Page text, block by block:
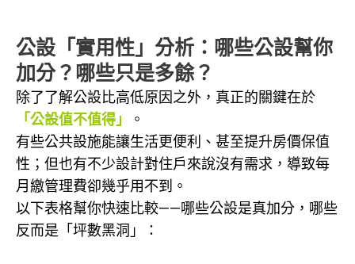
公設「實用性」分析：哪些公設幫你
加分？哪些只是多餘？
除了了解公設比高低原因之外，真正的關鍵在於
「公設值不值得」
。
有些公共設施能讓生活更便利、甚至提升房價保值
性；但也有不少設計對住戶來說沒有需求，導致每
月繳管理費卻幾乎用不到。
以下表格幫你快速比較——哪些公設是真加分，哪些
反而是「坪數黑洞」：